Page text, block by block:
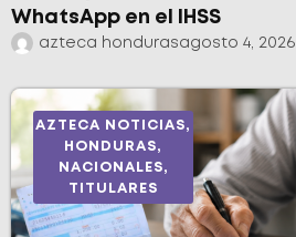
WhatsApp en el IHSS
azteca hondurasagosto 4, 2026
AZTECA NOTICIAS,
HONDURAS,
NACIONALES,
TITULARES